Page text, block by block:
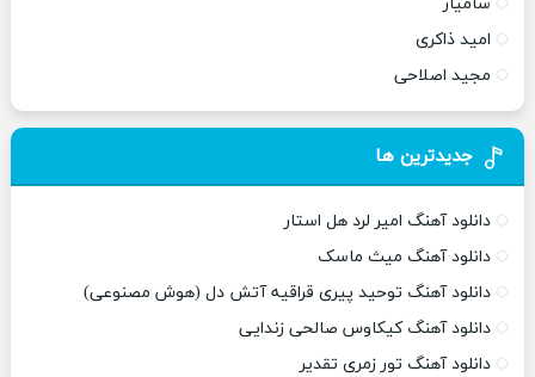
امید ذاکری
مجید اصلاحی
جدیدترین ها
دانلود آهنگ امیر لرد هل استار
دانلود آهنگ میث ماسک
دانلود آهنگ توحید پیری قراقیه آتش دل (هوش مصنوعی)
دانلود آهنگ کیکاوس صالحی زندایی
دانلود آهنگ تور زمری تقدیر